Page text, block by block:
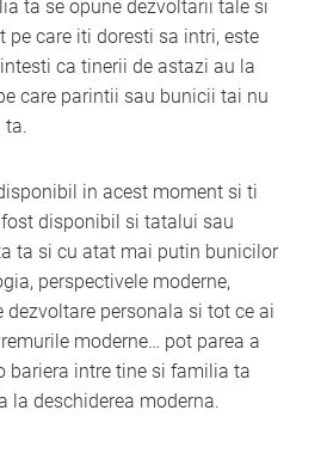
ta se opune dezvoltarii tale si
pe care iti doresti sa intri, este
ca tinerii de astazi au la
care parintii sau bunicii tai nu
ta.
in acest moment si ti
fost disponibil si tatalui sau
ta si cu atat mai putin bunicilor
perspectivele moderne,
dezvoltare personala si tot ce ai
moderne… pot parea a
bariera intre tine si familia ta
la deschiderea moderna.